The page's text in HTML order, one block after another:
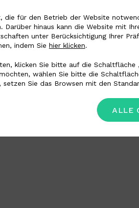
die für den Betrieb der Website
hinaus kann die Website mit
unter Berücksichtigung Ihrer
indem Sie hier klicken.
klicken Sie bitte auf die Schaltfläche
wählen Sie bitte die
Sie das Browsen mit den
ALLE